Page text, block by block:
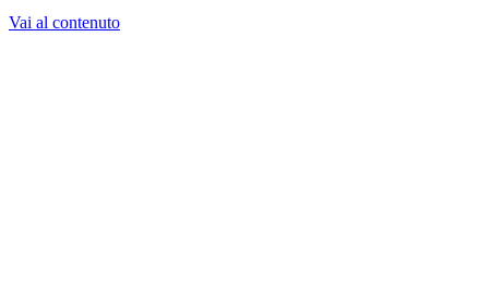
Vai al contenuto